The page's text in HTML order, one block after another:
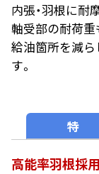
内張・羽根に耐
軸受部の耐荷重
給油箇所を減ら
す。
特
高能率羽根採用